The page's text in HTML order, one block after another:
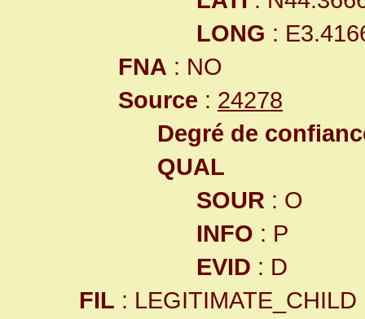
LONG :
FNA : NO
Source : 24278
Degré de
QUAL
SOUR : O
INFO : P
EVID : D
FIL : LEGITIMATE_CHILD